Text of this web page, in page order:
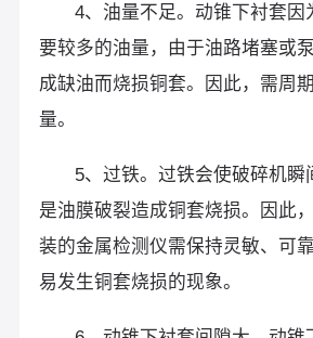
4、油量不足。动锥下衬套因
要较多的油量，由于油路堵塞或
成缺油而烧损铜套。因此，需周
量。
5、过铁。过铁会使破碎机瞬
是油膜破裂造成铜套烧损。因此
装的金属检测仪需保持灵敏、可
易发生铜套烧损的现象。